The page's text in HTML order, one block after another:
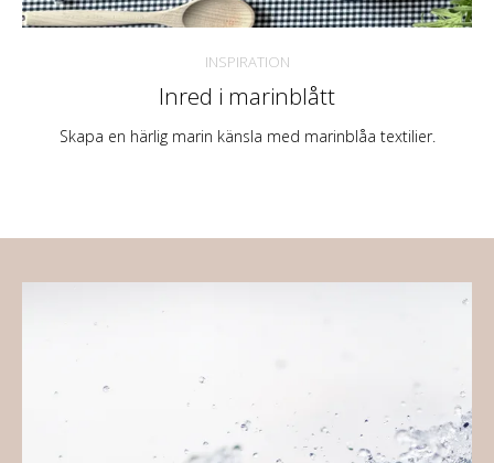
INSPIRATION
Inred i marinblått
Skapa en härlig marin känsla med marinblåa textilier.